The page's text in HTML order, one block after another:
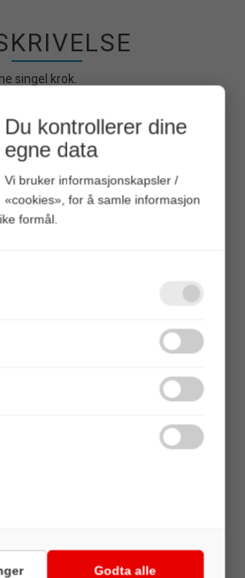
singel krok.
4, 2, 1 og 3/0.
Quick View+
Tasmanian Devil Wide Eye
Du kontrollerer dine
egne data
Vi bruker informasjonskapsler /
«cookies», for å samle informasjon
formål.
Godta alle